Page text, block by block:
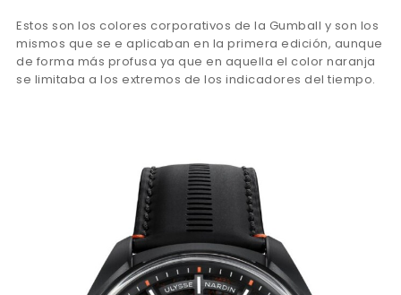
Estos son los colores corporativos de la Gumball y son los
mismos que se e aplicaban en la primera edición, aunque
de forma más profusa ya que en aquella el color naranja
se limitaba a los extremos de los indicadores del tiempo.